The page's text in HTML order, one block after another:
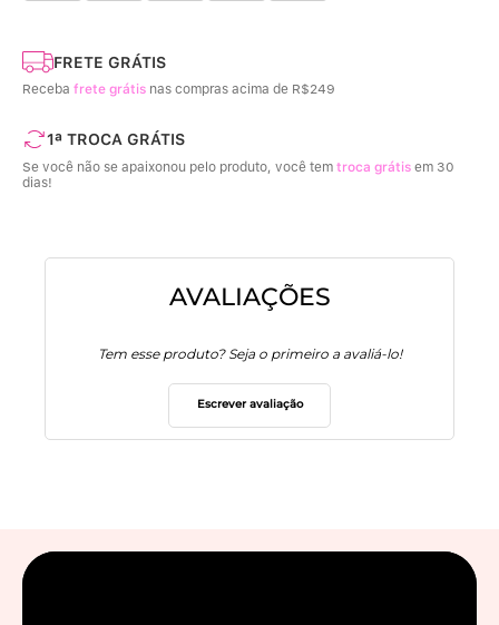
FRETE GRÁTIS
Receba frete grátis nas compras acima de R$249
1ª TROCA GRÁTIS
Se você não se apaixonou pelo produto, você tem troca grátis em 30
dias!
AVALIAÇÕES
Tem esse produto? Seja o primeiro a avaliá-lo!
Escrever avaliação